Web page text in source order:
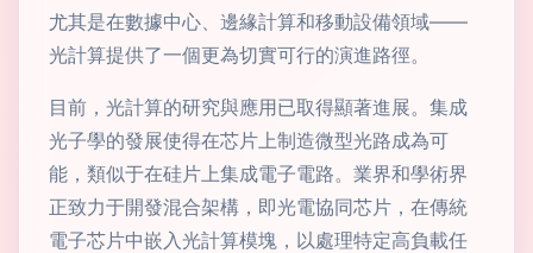
尤其是在數據中心、邊緣計算和移動設備領域——
光計算提供了一個更為切實可行的演進路徑。
目前，光計算的研究與應用已取得顯著進展。集成
光子學的發展使得在芯片上制造微型光路成為可
能，類似于在硅片上集成電子電路。業界和學術界
正致力于開發混合架構，即光電協同芯片，在傳統
電子芯片中嵌入光計算模塊，以處理特定高負載任